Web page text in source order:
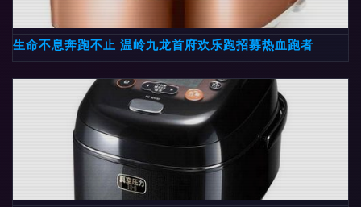
生命不息奔跑不止 温岭九龙首府欢乐跑招募热血跑者